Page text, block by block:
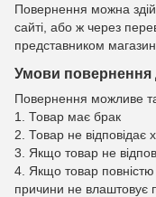
Повернення можна
сайті, або ж через
представником
Умови повернення
Повернення можливе
1. Товар має брак
2. Товар не відповідає
3. Якщо товар не
4. Якщо товар повністю
причини не влаштовує